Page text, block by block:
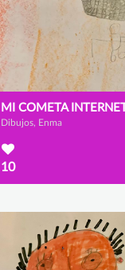
MI COMETA
Dibujos, Enma
10